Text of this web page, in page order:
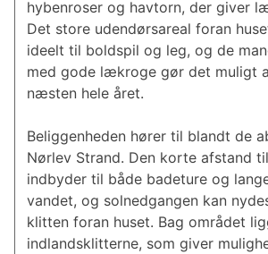
hybenroser og havtorn, der giver
Det store udendørsareal foran
ideelt til boldspil og leg, og de
med gode lækroge gør det muligt
næsten hele året.
Beliggenheden hører til blandt de
Nørlev Strand. Den korte afstand
indbyder til både badeture og
vandet, og solnedgangen kan
klitten foran huset. Bag området
indlandsklitterne, som giver